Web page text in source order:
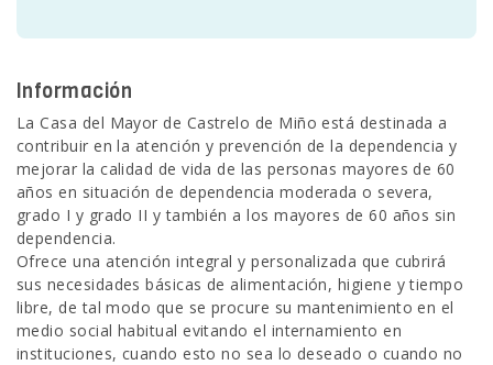
Información
La Casa del Mayor de Castrelo de Miño está destinada a
contribuir en la atención y prevención de la dependencia y
mejorar la calidad de vida de las personas mayores de 60
años en situación de dependencia moderada o severa,
grado I y grado II y también a los mayores de 60 años sin
dependencia.
Ofrece una atención integral y personalizada que cubrirá
sus necesidades básicas de alimentación, higiene y tiempo
libre, de tal modo que se procure su mantenimiento en el
medio social habitual evitando el internamiento en
instituciones, cuando esto no sea lo deseado o cuando no